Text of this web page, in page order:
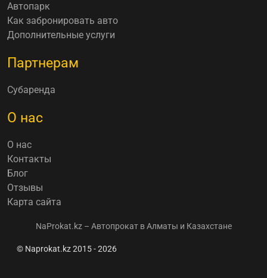
Автопарк
Как забронировать авто
Дополнительные услуги
Партнерам
Субаренда
О нас
О нас
Контакты
Блог
Отзывы
Карта сайта
NaProkat.kz – Автопрокат в Алматы и Казахстане
© Naprokat.kz 2015 - 2026